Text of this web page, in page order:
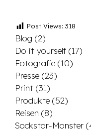
Post Views: 318
Blog (2)
Do it yourself (17)
Fotografie (10)
Presse (23)
Print (31)
Produkte (52)
Reisen (8)
Sockstar-Monster